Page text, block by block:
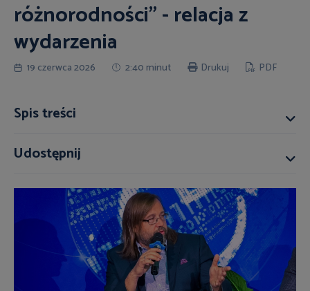
różnorodności” - relacja z
wydarzenia
19 czerwca 2026 2:40 minut Drukuj PDF
Spis treści
Udostępnij